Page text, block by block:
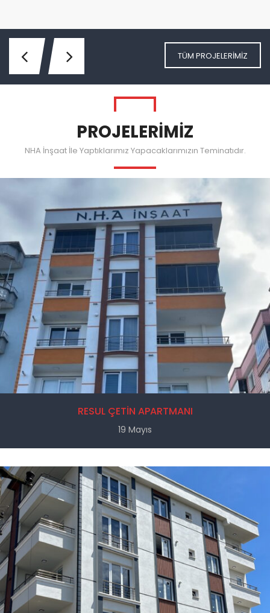
TÜM PROJELERİMİZ
PROJELERİMİZ
NHA İnşaat İle Yaptıklarımız Yapacaklarımızın Teminatıdır.
RESUL ÇETİN APARTMANI
19 Mayıs